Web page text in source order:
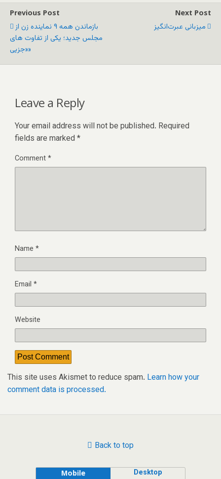
Previous Post
بازماندن همه ۹ نماینده زن از
مجلس جدید؛ یکی از تفاوت های
«جزیی»
Next Post
میزبانی عبرت‌انگیز
Leave a Reply
Your email address will not be published. Required
fields are marked *
Comment*
Name *
Email *
Website
This site uses Akismet to reduce spam. Learn how your
comment data is processed.
Back to top
Mobile Desktop